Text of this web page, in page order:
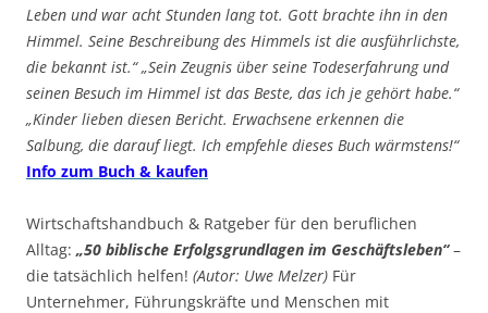
Leben und war acht Stunden lang tot. Gott brachte ihn in den
Himmel. Seine Beschreibung des Himmels ist die ausführlichste,
die bekannt ist.“ „Sein Zeugnis über seine Todeserfahrung und
seinen Besuch im Himmel ist das Beste, das ich je gehört habe.“
„Kinder lieben diesen Bericht. Erwachsene erkennen die
Salbung, die darauf liegt. Ich empfehle dieses Buch wärmstens!“
Info zum Buch & kaufen
Wirtschaftshandbuch & Ratgeber für den beruflichen
Alltag: „50 biblische Erfolgsgrundlagen im Geschäftsleben“–
die tatsächlich helfen! (Autor: Uwe Melzer) Für
Unternehmer, Führungskräfte und Menschen mit